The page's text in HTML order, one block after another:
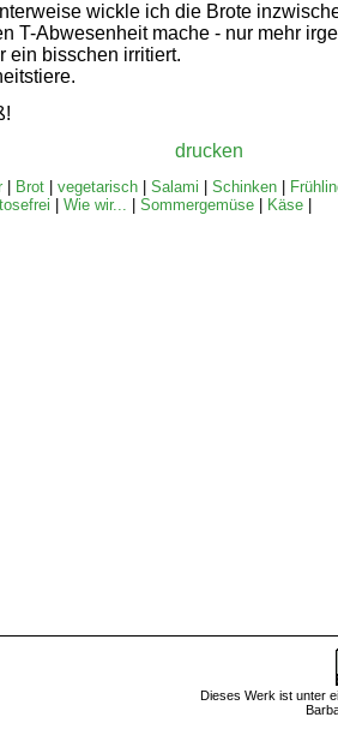
wickle ich die Brote
T-Abwesenheit mache - nur mehr
ein bisschen irritiert.
drucken
Brot vegetarisch Salami Schinken
Wie wir... Sommergemüse Käse
Dieses Werk ist unter